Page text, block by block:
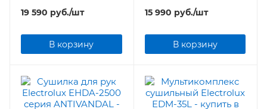
19 590 руб./шт
В корзину
15 990 руб./шт
В корзину